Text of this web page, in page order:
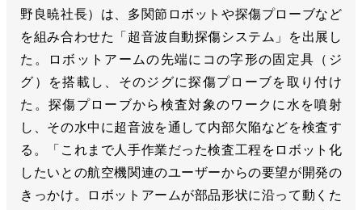
野良暁社長）は、多関節ロボットや探傷プローブなど
を組み合わせた「超音波自動探傷システム」を出展し
た。ロボットアームの先端にコの字形の固定具（ジ
グ）を搭載し、そのジグに探傷プローブを取り付け
た。探傷プローブから検査対象のワークに水を噴射
し、その水中に超音波を通して内部欠陥などを検査す
る。「これまで人手作業だった検査工程をロボット化
したいとの航空機関連のユーザーからの要望が開発の
きっかけ。ロボットアームが部品形状に沿って動くた